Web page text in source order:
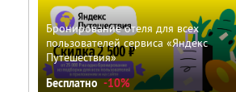
Бронирование отеля для всех
пользователей сервиса «Яндекс
Путешествия»
Бесплатно -10%